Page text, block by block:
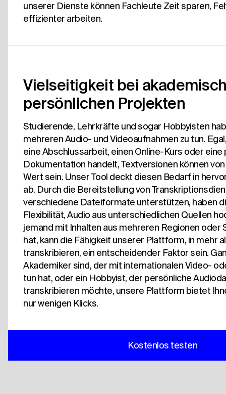
unserer Dienste können Fachleute Zeit sparen,
effizienter arbeiten.
Vielseitigkeit bei
persönlichen Projekten
Studierende, Lehrkräfte und sogar Hobbyisten
mehreren Audio- und Videoaufnahmen zu tun.
eine Abschlussarbeit, einen Online-Kurs oder eine
Dokumentation handelt, Textversionen können
Wert sein. Unser Tool deckt diesen Bedarf in
ab. Durch die Bereitstellung von
verschiedene Dateiformate unterstützen, haben
Flexibilität, Audio aus unterschiedlichen Quellen
jemand mit Inhalten aus mehreren Regionen oder
hat, kann die Fähigkeit unserer Plattform, in mehr
transkribieren, ein entscheidender Faktor sein.
Akademiker sind, der mit internationalen Video-
tun hat, oder ein Hobbyist, der persönliche
transkribieren möchte, unsere Plattform bietet
nur wenigen Klicks.
Kostenlos testen